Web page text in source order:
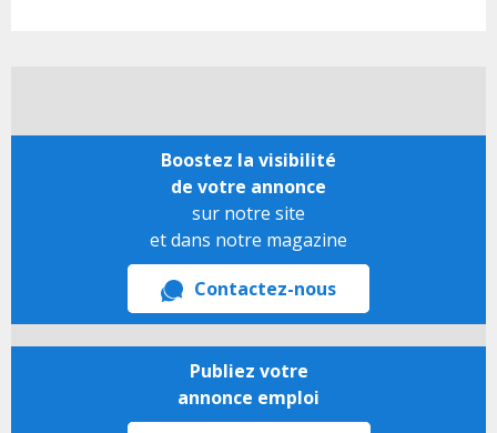
Boostez la visibilité
de votre annonce
sur notre site
et dans notre magazine
Contactez-nous
Publiez votre
annonce emploi